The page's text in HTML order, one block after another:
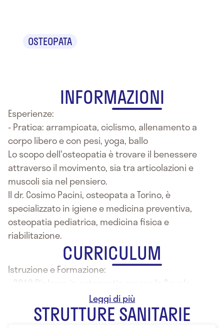
OSTEOPATA
INFORMAZIONI
Esperienze:
- Pratica: arrampicata, ciclismo, allenamento a
corpo libero e con pesi, yoga, ballo
Lo scopo dell'osteopatia è trovare il benessere
attraverso il movimento, sia tra articolazioni e
muscoli sia nel pensiero.
Il dr. Cosimo Pacini, osteopata a Torino, è
specializzato in igiene e medicina preventiva,
osteopatia pediatrica, medicina fisica e
riabilitazione.
CURRICULUM
Istruzione e Formazione:
- 2019 Diploma in osteopatia presso la Scuola
Superiore di Osteopatia Italiana
STRUTTURE SANITARIE